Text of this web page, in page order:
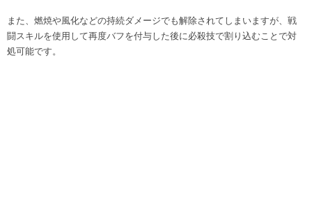
また、燃焼や風化などの持続ダメージでも解除されてしまいますが、戦
闘スキルを使用して再度バフを付与した後に必殺技で割り込むことで対
処可能です。